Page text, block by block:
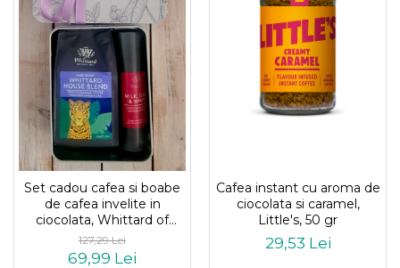
Set cadou cafea si boabe
de cafea invelite in
ciocolata, Whittard of
Chelsea, UK, cutie
metalica embosata
127,29 Lei
69,99 Lei
Cafea instant cu aroma de
ciocolata si caramel,
Little's, 50 gr
29,53 Lei